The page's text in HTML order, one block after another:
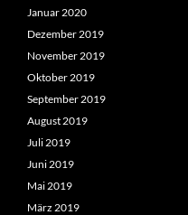
Januar 2020
Dezember 2019
November 2019
Oktober 2019
September 2019
August 2019
Juli 2019
Juni 2019
Mai 2019
März 2019